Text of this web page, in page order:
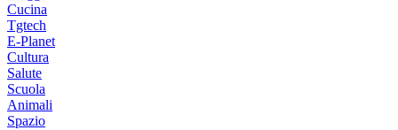
Cucina
Tgtech
E-Planet
Cultura
Salute
Scuola
Animali
Spazio